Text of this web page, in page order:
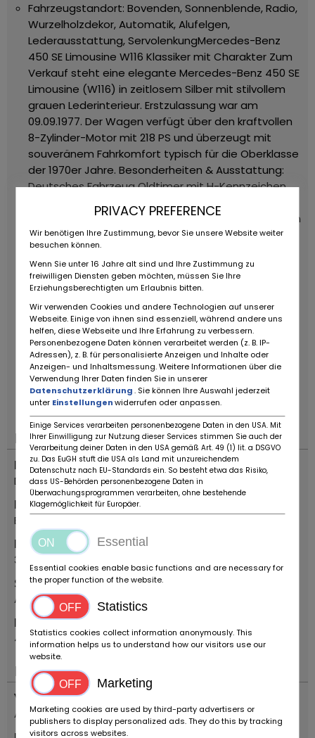
Fahrzeugstandort: Bovenden, Sonnenblende, Radio,
Wurzelholzdekor, Automatik, Alufelgen,
Lederausstattung, ServolenkungMercedes-Benz
450 SE Limousine W116 Klassiker mit Charakter Zum
Verkauf steht eine elegante Mercedes-Benz 450 SE
Limousine (W116) in zeitlosem Silber mit stilvollem
grauen Lederinterieur. Erstzulassung war am
09.09.1977. Der Wagen verfügt über den kraftvollen
8-Zylinder-Motor mit 218 PS und überzeugt mit
souveränem Fahrkomfort typisch für die Oberklasse
der 1970er Jahre. Besonderheiten & Ausstattung:
Deutsches FahrzeugOldtimer mit H-Kennzeichen
Servicebuch, Bedienungsanleitung (Kopie) sowie ein
aktuelles Wertgutachten vorhandenKomfort &
Extras:3-Stufen-Automatikgetriebe
ColorverglasungKlimaanlageLederpolsterung in
GrauBecker-RadioMechanisch verstellbarer
durch seine klassische Eleganz, umfangreiche
Dokumentation und gepflegte Ausstattung ein
ideales Sammlerfahrzeug für Liebhaber der Marke
Mercedes-Benz.ZUBEHÖRANGABEN OHNE GEWÄHR,
Änderungen, Zwischenverkauf und Irrtümer
vorbehalten!----.
Plaats
Land
Duitsland
Plaats
Bovenden
Postcode
37120
Straat
Alte Bundesstr.
Huisnummer
48
Belangrijk
Voertuigtyp
Antieke auto
PRIVACY PREFERENCE
Wir benötigen Ihre Zustimmung, bevor Sie unsere Website weiter
besuchen können.
Wenn Sie unter 16 Jahre alt sind und Ihre Zustimmung zu
freiwilligen Diensten geben möchten, müssen Sie Ihre
Erziehungsberechtigten um Erlaubnis bitten.
Wir verwenden Cookies und andere Technologien auf unserer
Webseite. Einige von ihnen sind essenziell, während andere uns
helfen, diese Webseite und Ihre Erfahrung zu verbessern.
Personenbezogene Daten können verarbeitet werden (z. B. IP-
Adressen), z. B. für personalisierte Anzeigen und Inhalte oder
Anzeigen- und Inhaltsmessung. Weitere Informationen über die
Verwendung Ihrer Daten finden Sie in unserer
Datenschutzerklärung. Sie können Ihre Auswahl jederzeit
unter Einstellungenwiderrufen oder anpassen.
Einige Services verarbeiten personenbezogene Daten in den USA. Mit
Ihrer Einwilligung zur Nutzung dieser Services stimmen Sie auch der
Verarbeitung deiner Daten in den USA gemäß Art. 49 (1) lit. a DSGVO
zu. Das EuGH stuft die USA als Land mit unzureichendem
Datenschutz nach EU-Standards ein. So besteht etwa das Risiko,
dass US-Behörden personenbezogene Daten in
Überwachungsprogrammen verarbeiten, ohne bestehende
Klagemöglichkeit für Europäer.
Essential
Essential cookies enable basic functions and are necessary for
the proper function of the website.
Statistics
Statistics cookies collect information anonymously. This
information helps us to understand how our visitors use our
website.
Marketing
Marketing cookies are used by third-party advertisers or
publishers to display personalized ads. They do this by tracking
visitors across websites.